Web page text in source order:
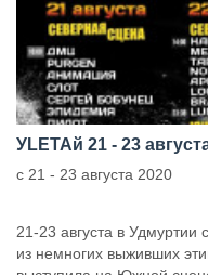
УLETAй 21 - 23
с 21 - 23 августа 2020
21-23 августа в Удмуртии
из немногих выживших